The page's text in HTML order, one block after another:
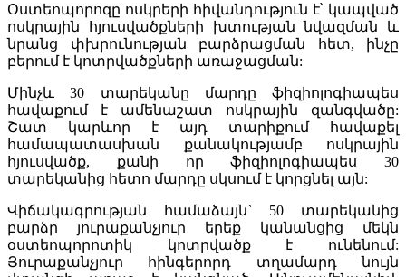
Օստեոպորոզը ոսկրերի հիվանդություն է՝ կապված
ոսկրային հյուսվածքների խտության նվազման և
նրանց փխրունության բարձրացման հետ, ինչը
բերում է կոտրվածքների առաջացման:
Մինչև 30 տարեկանը մարդը ֆիզիոլոգիապես
հավաքում է ամենաշատ ոսկրային զանգվածը:
Շատ կարևոր է այդ տարիքում հավաքել
համապատասխան քանակությամբ ոսկրային
հյուսվածք, քանի որ ֆիզիոլոգիապես 30
տարեկանից հետո մարդը սկսում է կորցնել այն:
Վիճակագրության համաձայն` 50 տարեկանից
բարձր յուրաքանչյուր երեք կանանցից մեկն
օստեոպորոտիկ կոտրվածք է ունենում:
Յուրաքանչյուր հինգերորդ տղամարդ նույն